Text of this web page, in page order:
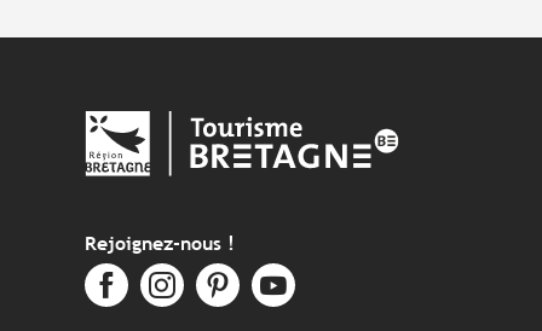
Rejoignez-nous !